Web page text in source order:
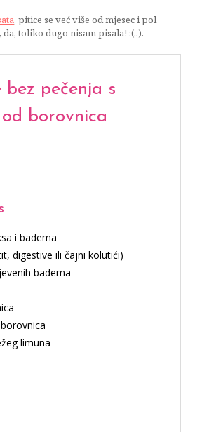
, pitice se već više od mjesec i pol
toliko dugo nisam pisala! :(..).
pečenja s
borovnica
i badema
digestive ili čajni kolutići)
badema
limuna